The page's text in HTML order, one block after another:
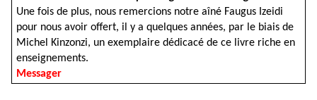
Une fois de plus, nous remercions notre aîné Faugus Izeidi
pour nous avoir offert, il y a quelques années, par le biais de
Michel Kinzonzi, un exemplaire dédicacé de ce livre riche en
enseignements.
Messager